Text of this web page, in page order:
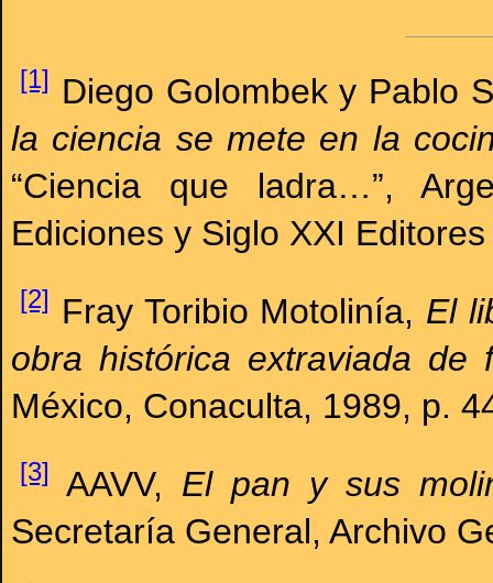
[1] Diego Golombek y Pablo
la ciencia se mete en la
“Ciencia que ladra…”,
Ediciones y Siglo XXI
[2] Fray Toribio Motolinía, El
obra histórica extraviada de
México, Conaculta, 1989, p.
[3] AAVV, El pan y sus
Secretaría General, Archivo